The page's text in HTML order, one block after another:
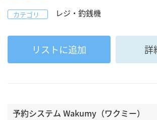
カテゴリ レジ・釣銭機
リストに追加 詳
予約システム Wakumy（ワクミー）